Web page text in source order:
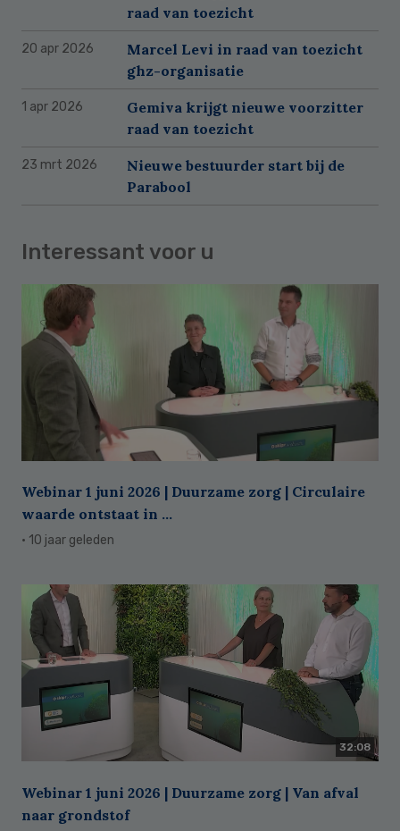
raad van toezicht
20 apr 2026
Marcel Levi in raad van toezicht
ghz-organisatie
1 apr 2026
Gemiva krijgt nieuwe voorzitter
raad van toezicht
23 mrt 2026
Nieuwe bestuurder start bij de
Parabool
Interessant voor u
Webinar 1 juni 2026 | Duurzame zorg | Circulaire
waarde ontstaat in ...
· 10 jaar geleden
32:08
Webinar 1 juni 2026 | Duurzame zorg | Van afval
naar grondstof